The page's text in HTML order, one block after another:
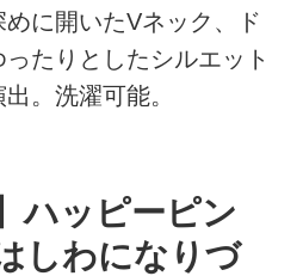
に開いたVネック、ド
たりとしたシルエット
。洗濯可能。
ハッピーピン
しわになりづ